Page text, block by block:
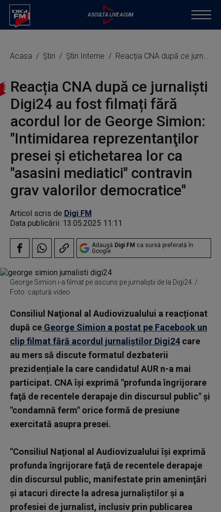
Acasa Știri Știri Interne Reacția CNA după ce jurnaliști Digi24 au fost filmați fără acordul lor de George Simion: "Intimidarea reprezentanţilor presei și etichetarea lor ca "asasini mediatici" contravin grav valorilor democratice"
Reacția CNA după ce jurnaliști
Digi24 au fost filmați fără
acordul lor de George Simion:
"Intimidarea reprezentanţilor
presei și etichetarea lor ca
"asasini mediatici" contravin
grav valorilor democratice"
Articol scris de Digi FM
Data publicării: 13.05.2025 11:11
Adaugă Digi FM ca sursă preferată în
Google
George Simion i-a filmat pe ascuns pe jurnaliștii de la Digi24. /
Foto: captură video
Consiliul Naţional al Audiovizualului a reacționat
după ce George Simion a postat pe Facebook un
clip filmat fără acordul jurnaliștilor Digi24 care
au mers să discute formatul dezbaterii
prezidențiale la care candidatul AUR n-a mai
participat. CNA îşi exprimă "profunda îngrijorare
faţă de recentele derapaje din discursul public" şi
"condamnă ferm" orice formă de presiune
exercitată asupra presei.
"Consiliul Naţional al Audiovizualului îşi exprimă
profunda îngrijorare faţă de recentele derapaje
din discursul public, manifestate prin ameninţări
şi atacuri directe la adresa jurnaliştilor şi a
profesiei de jurnalist, inclusiv prin publicarea